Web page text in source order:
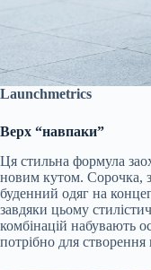
Launchmetrics
Верх “навпаки”
Ця стильна формула
новим кутом. Сорочка,
буденний одяг на
завдяки цьому
комбінацій набувають
потрібно для створення